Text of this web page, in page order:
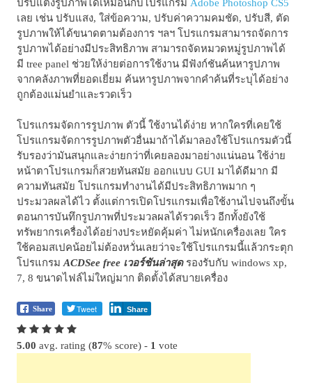
ปรับแต่งรูปภาพได้เหมือนกับโปรแกรม Adobe Photoshop CS5
เลย เช่น ปรับแสง, ใส่ข้อความ, ปรับค่าความคมชัด, ปรับสี, ตัด
รูปภาพให้ได้ขนาดตามต้องการ ฯลฯ โปรแกรมสามารถจัดการ
รูปภาพได้อย่างมีประสิทธิภาพ สามารถจัดหมวดหมู่รูปภาพได้
มี tree panel ช่วยให้ง่ายต่อการใช้งาน มีฟังก์ชันค้นหารูปภาพ
จากคลังภาพที่ยอดเยี่ยม ค้นหารูปภาพจากคำค้นที่ระบุได้อย่าง
ถูกต้องแม่นยำและรวดเร็ว
โปรแกรมจัดการรูปภาพ ตัวนี้ ใช้งานได้ง่าย หากใครที่เคยใช้
โปรแกรมจัดการรูปภาพตัวอื่นมาถ้าได้มาลองใช้โปรแกรมตัวนี้
รับรองว่ามันสนุกและง่ายกว่าที่เคยลองมาอย่างแน่นอน ใช้ง่าย
หน้าตาโปรแกรมก็สวยทันสมัย ออกแบบ GUI มาได้ดีมาก มี
ความทันสมัย โปรแกรมทำงานได้มีประสิทธิภาพมาก ๆ
ประมวลผลได้ไว ตั้งแต่การเปิดโปรแกรมเพื่อใช้งานไปจนถึงขั้น
ตอนการบันทึกรูปภาพที่ประมวลผลได้รวดเร็ว อีกทั้งยังใช้
ทรัพยากรเครื่องได้อย่างประหยัดคุ้มค่า ไม่หนักเครื่องเลย ใคร
ใช้คอมสเปคน้อยไม่ต้องหวั่นเลยว่าจะใช้โปรแกรมนี้แล้วกระตุก
โปรแกรมACDSee free เวอร์ชันล่าสุดรองรับกับ windows xp,
7, 8 ขนาดไฟล์ไม่ใหญ่มาก ติดตั้งได้สบายเครื่อง
Share Tweet Share
5.00 avg. rating (87% score) - 1 vote